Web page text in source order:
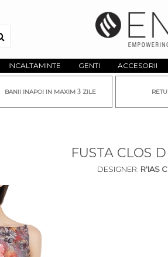
INCALTAMINTE GENTI ACCESORII
BANII INAPOI IN MAXIM 3 ZILE
FUSTA CLOS
DESIGNER: R'IAS